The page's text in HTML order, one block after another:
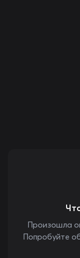
Произошла
Попробуйте